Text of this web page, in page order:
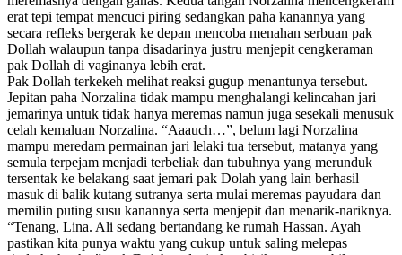
erat tepi tempat mencuci piring sedangkan paha kanannya yang
secara refleks bergerak ke depan mencoba menahan serbuan pak
Dollah walaupun tanpa disadarinya justru menjepit cengkeraman
pak Dollah di vaginanya lebih erat.
Pak Dollah terkekeh melihat reaksi gugup menantunya tersebut.
Jepitan paha Norzalina tidak mampu menghalangi kelincahan jari
jemarinya untuk tidak hanya meremas namun juga sesekali menusuk
celah kemaluan Norzalina. “Aaauch…”, belum lagi Norzalina
mampu meredam permainan jari lelaki tua tersebut, matanya yang
semula terpejam menjadi terbeliak dan tubuhnya yang merunduk
tersentak ke belakang saat jemari pak Dolah yang lain berhasil
masuk di balik kutang sutranya serta mulai meremas payudara dan
memilin puting susu kanannya serta menjepit dan menarik-nariknya.
“Tenang, Lina. Ali sedang bertandang ke rumah Hassan. Ayah
pastikan kita punya waktu yang cukup untuk saling melepas